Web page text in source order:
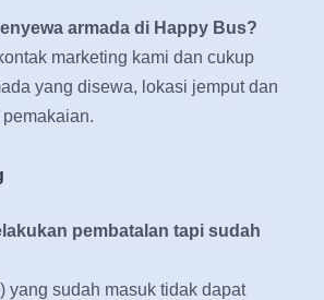
armada di Happy Bus?
marketing kami dan cukup
yang disewa, lokasi jemput dan
pembatalan tapi sudah
yang sudah masuk tidak dapat